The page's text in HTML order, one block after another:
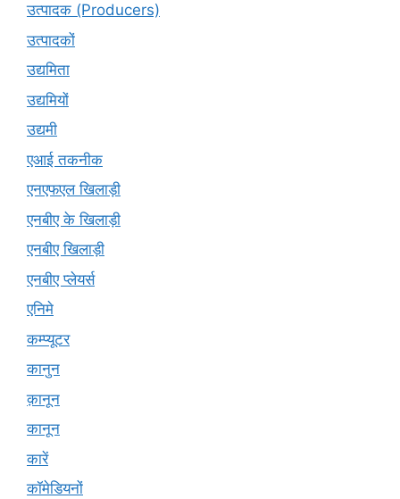
उत्पादक (Producers)
उत्पादकों
उद्यमिता
उद्यमियों
उद्यमी
एआई तकनीक
एनएफएल खिलाड़ी
एनबीए के खिलाड़ी
एनबीए खिलाड़ी
एनबीए प्लेयर्स
एनिमे
कम्प्यूटर
कानुन
क़ानून
कानून
कारें
कॉमेडियनों